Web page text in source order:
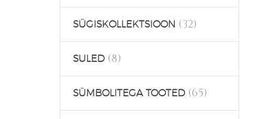
SÜGISKOLLEKTSIOON (32)
SULED (8)
SÜMBOLITEGA TOOTED (65)